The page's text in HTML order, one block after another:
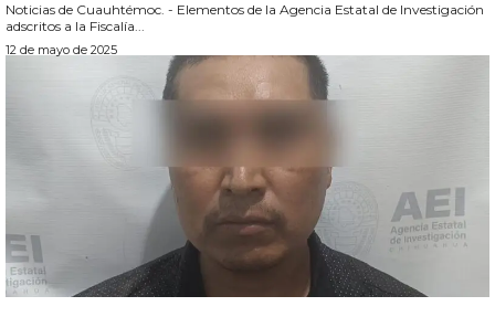
Noticias de Cuauhtémoc. - Elementos de la Agencia Estatal de Investigación
adscritos a la Fiscalía...
12 de mayo de 2025